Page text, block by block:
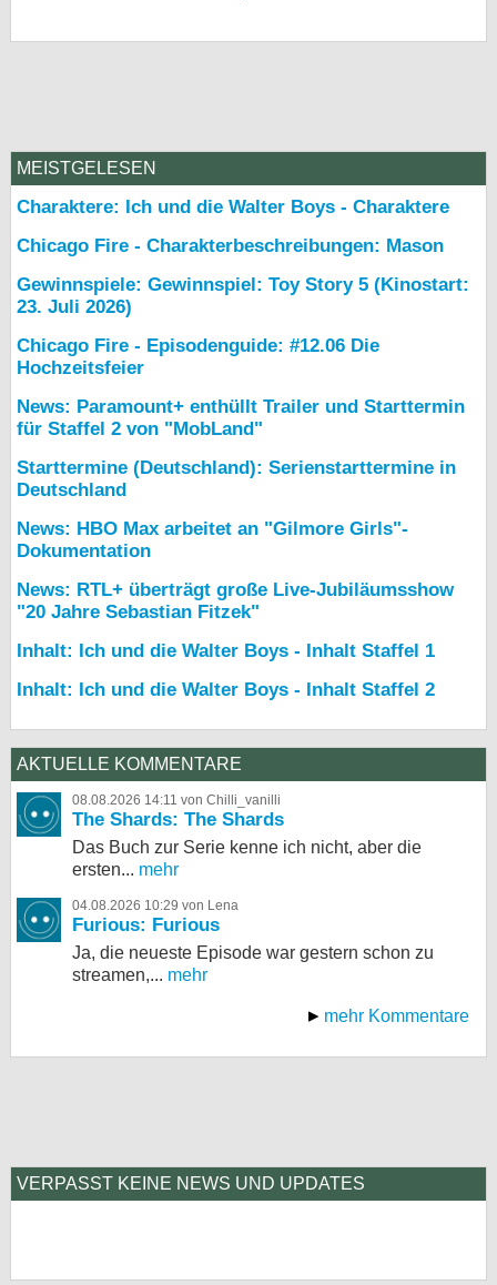
MEISTGELESEN
Charaktere: Ich und die Walter Boys - Charaktere
Chicago Fire - Charakterbeschreibungen: Mason
Gewinnspiele: Gewinnspiel: Toy Story 5 (Kinostart:
23. Juli 2026)
Chicago Fire - Episodenguide: #12.06 Die
Hochzeitsfeier
News: Paramount+ enthüllt Trailer und Starttermin
für Staffel 2 von "MobLand"
Starttermine (Deutschland): Serienstarttermine in
Deutschland
News: HBO Max arbeitet an "Gilmore Girls"-
Dokumentation
News: RTL+ überträgt große Live-Jubiläumsshow
"20 Jahre Sebastian Fitzek"
Inhalt: Ich und die Walter Boys - Inhalt Staffel 1
Inhalt: Ich und die Walter Boys - Inhalt Staffel 2
AKTUELLE KOMMENTARE
08.08.2026 14:11 von Chilli_vanilli
The Shards: The Shards
Das Buch zur Serie kenne ich nicht, aber die
ersten... mehr
04.08.2026 10:29 von Lena
Furious: Furious
Ja, die neueste Episode war gestern schon zu
streamen,... mehr
mehr Kommentare
VERPASST KEINE NEWS UND UPDATES